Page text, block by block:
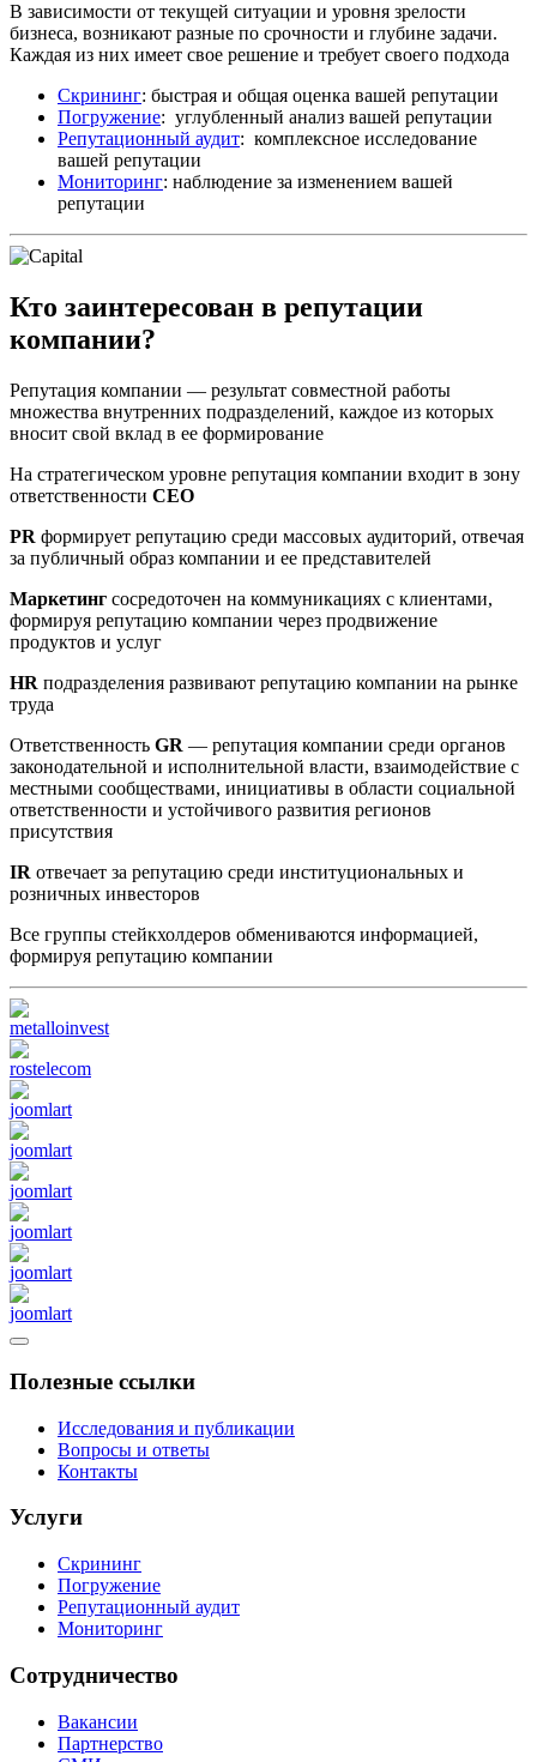
В зависимости от текущей ситуации и уровня зрелости
бизнеса, возникают разные по срочности и глубине задачи.
Каждая из них имеет свое решение и требует своего подхода
Скрининг: быстрая и общая оценка вашей репутации
Погружение: углубленный анализ вашей репутации
Репутационный аудит: комплексное исследование
вашей репутации
Мониторинг: наблюдение за изменением вашей
репутации
Кто заинтересован в репутации
компании?
Репутация компании — результат совместной работы
множества внутренних подразделений, каждое из которых
вносит свой вклад в ее формирование
На стратегическом уровне репутация компании входит в зону
ответственности CEO
PR формирует репутацию среди массовых аудиторий, отвечая
за публичный образ компании и ее представителей
Маркетинг сосредоточен на коммуникациях с клиентами,
формируя репутацию компании через продвижение
продуктов и услуг
HR подразделения развивают репутацию компании на рынке
труда
Ответственность GR — репутация компании среди органов
законодательной и исполнительной власти, взаимодействие с
местными сообществами, инициативы в области социальной
ответственности и устойчивого развития регионов
присутствия
IR отвечает за репутацию среди институциональных и
розничных инвесторов
Все группы стейкхолдеров обмениваются информацией,
формируя репутацию компании
Полезные ссылки
Исследования и публикации
Вопросы и ответы
Контакты
Услуги
Скрининг
Погружение
Репутационный аудит
Мониторинг
Сотрудничество
Вакансии
Партнерство